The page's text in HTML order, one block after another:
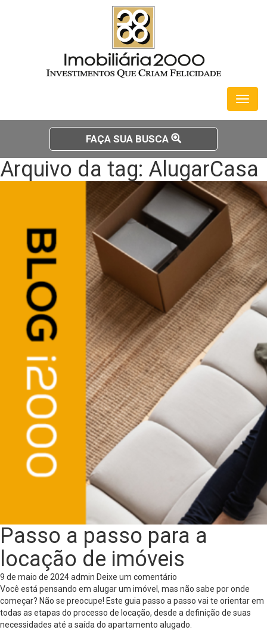
Toggle
FAÇA SUA BUSCA
Arquivo da tag: AlugarCasa
Passo a passo para a
locação de imóveis
9 de maio de 2024admin Deixe um comentário
Você está pensando em alugar um imóvel, mas não sabe por onde
começar? Não se preocupe! Este guia passo a passo vai te orientar em
todas as etapas do processo de locação, desde a definição de suas
necessidades até a saída do apartamento alugado.